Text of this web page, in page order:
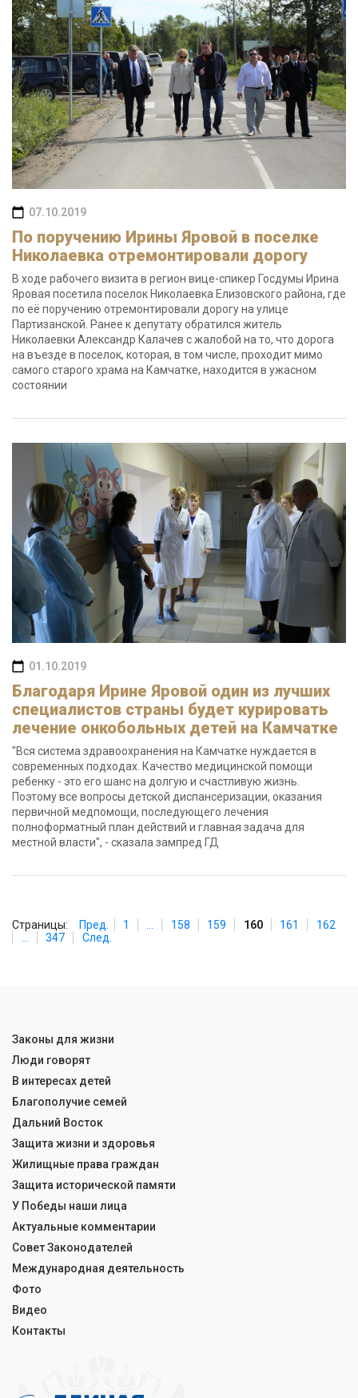
07.10.2019
По поручению Ирины Яровой в поселке
Николаевка отремонтировали дорогу
В ходе рабочего визита в регион вице-спикер Госдумы Ирина
Яровая посетила поселок Николаевка Елизовского района, где
по её поручению отремонтировали дорогу на улице
Партизанской. Ранее к депутату обратился житель
Николаевки Александр Калачев с жалобой на то, что дорога
на въезде в поселок, которая, в том числе, проходит мимо
самого старого храма на Камчатке, находится в ужасном
состоянии
01.10.2019
Благодаря Ирине Яровой один из лучших
специалистов страны будет курировать
лечение онкобольных детей на Камчатке
"Вся система здравоохранения на Камчатке нуждается в
современных подходах. Качество медицинской помощи
ребенку - это его шанс на долгую и счастливую жизнь.
Поэтому все вопросы детской диспансеризации, оказания
первичной медпомощи, последующего лечения
полноформатный план действий и главная задача для
местной власти", - сказала зампред ГД
Страницы: Пред. 1 158 159 160 161
162
347 След.
Законы для жизни
Люди говорят
В интересах детей
Благополучие семей
Дальний Восток
Защита жизни и здоровья
Жилищные права граждан
Защита исторической памяти
У Победы наши лица
Актуальные комментарии
Совет Законодателей
Международная деятельность
Фото
Видео
Контакты